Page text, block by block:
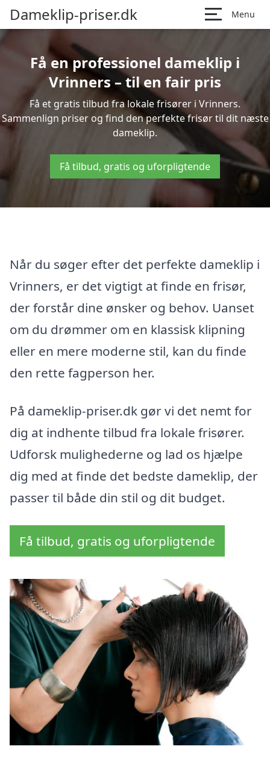
Dameklip-priser.dk Menu
Få en professionel dameklip i
Vrinners – til en fair pris
Få et gratis tilbud fra lokale frisører i Vrinners.
Sammenlign priser og find den perfekte frisør til dit næste
dameklip.
Få tilbud, gratis og uforpligtende
Når du søger efter det perfekte dameklip i
Vrinners, er det vigtigt at finde en frisør,
der forstår dine ønsker og behov. Uanset
om du drømmer om en klassisk klipning
eller en mere moderne stil, kan du finde
den rette fagperson her.
På dameklip-priser.dk gør vi det nemt for
dig at indhente tilbud fra lokale frisører.
Udforsk mulighederne og lad os hjælpe
dig med at finde det bedste dameklip, der
passer til både din stil og dit budget.
Få tilbud, gratis og uforpligtende